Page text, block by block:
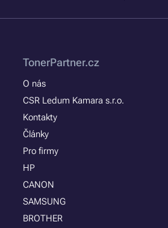
TonerPartner.cz
O nás
CSR Ledum Kamara s.r.o.
Kontakty
Články
Pro firmy
HP
CANON
SAMSUNG
BROTHER